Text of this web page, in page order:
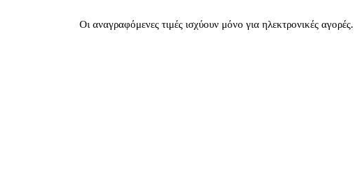
Οι αναγραφόμενες τιμές ισχύουν μόνο για ηλεκτρονικές αγορές.